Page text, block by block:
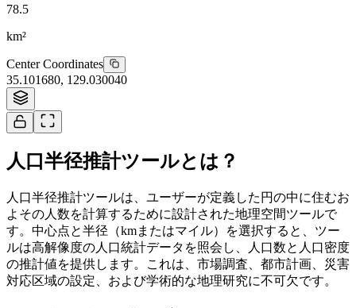
78.5
km²
Center Coordinates
35.101680, 129.030040
人口半径推計ツールとは？
人口半径推計ツールは、ユーザーが定義した円の中に住むお
よその人数を計算するために設計された地理空間ツールで
す。中心点と半径（kmまたはマイル）を選択すると、ツー
ルは高解像度の人口統計データを照会し、人口数と人口密度
の推計値を提供します。これは、市場調査、都市計画、災害
対応区域の設定、および学術的な地理研究に不可欠です。